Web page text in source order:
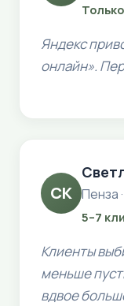
Яндекс
онлайн».
СК Пенза
5–7
Клиенты
меньше
вдвое